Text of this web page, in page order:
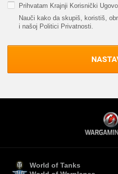
Prihvatam Krajnji Korisnički
Nauči kako da skupiš, koristiš,
i našoj Politici Privatnosti.
World of Tanks